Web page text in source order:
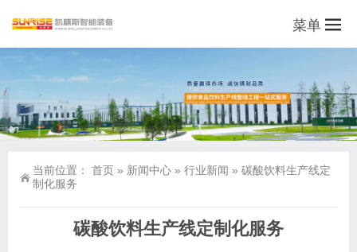
菜单
当前位置： 首页 » 新闻中心 » 行业新闻 » 碳酸饮料生产线定
制化服务
碳酸饮料生产线定制化服务